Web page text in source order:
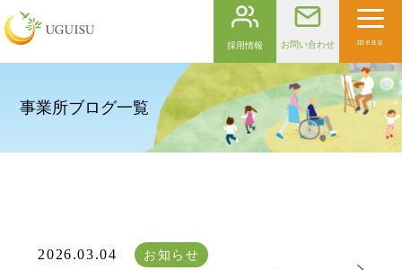
採用情報 お問い合わせ menu
事業所ブログ一覧
2026.03.04 お知らせ